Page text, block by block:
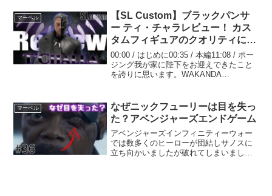
『Oha!4 NEWS LIVE』より）...
マーベル
【SL Custom】ブラックパンサ
ー ティ・チャラレビュー！ カス
タムフィギュアのクオリティに感
動･･･ / T’Challa
Unboxing&Review
00:00 / はじめに00:35 / 本編11:08 / ポー
ジング我が家に陛下をお迎えできたこと
を誇りに思います。WAKANDA
ティ・チャラ販売ページ-...
マーベル
なぜニックフューリーは目を失っ
た？アベンジャーズエンドゲーム
アベンジャーズインフィニティーウォー
では数多くのヒーローが団結しサノスに
立ち向かいましたが破れてしまいまし